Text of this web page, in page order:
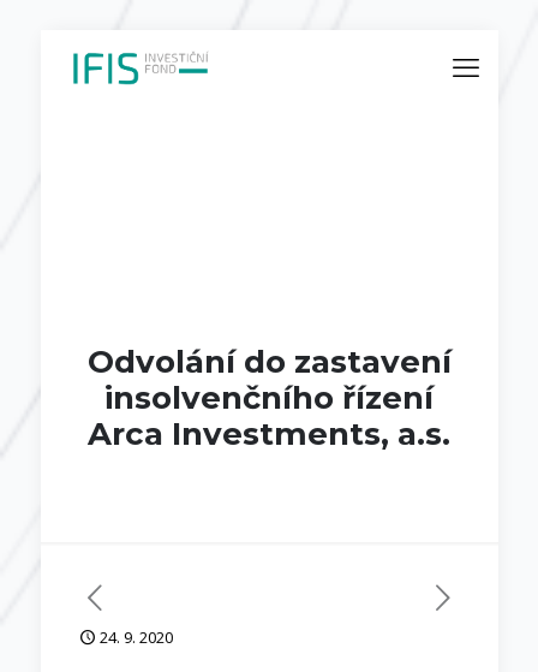
Odvolání do zastavení
insolvenčního řízení
Arca Investments, a.s.
24. 9. 2020